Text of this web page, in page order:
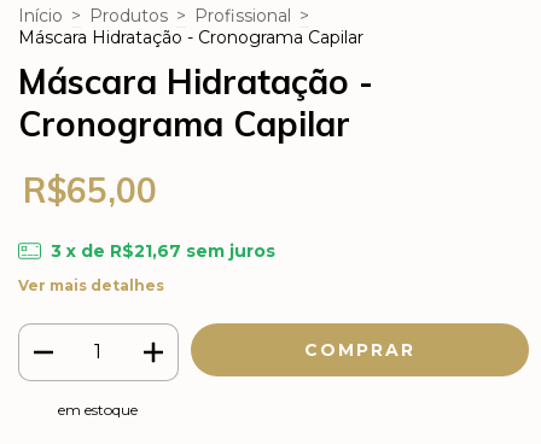
Início > Produtos > Profissional >
Máscara Hidratação - Cronograma Capilar
Máscara Hidratação -
Cronograma Capilar
R$65,00
3 x de R$21,67 sem juros
Ver mais detalhes
em estoque